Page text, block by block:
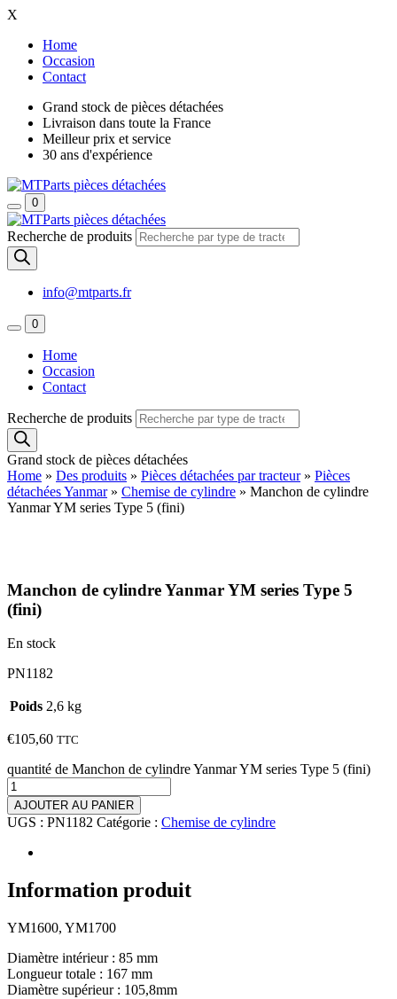
X
Home
Occasion
Contact
Grand stock de pièces détachées
Livraison dans toute la France
Meilleur prix et service
30 ans d'expérience
0
Recherche de produits
info@mtparts.fr
0
Home
Occasion
Contact
Recherche de produits
Grand stock de pièces détachées
Home » Des produits » Pièces détachées par tracteur» Pièces
détachées Yanmar» Chemise de cylindre » Manchon de cylindre
Yanmar YM series Type 5 (fini)
Manchon de cylindre Yanmar YM series Type 5
(fini)
En stock
PN1182
Poids 2,6 kg
€105,60 TTC
quantité de Manchon de cylindre Yanmar YM series Type 5 (fini)
AJOUTER AU PANIER
UGS : PN1182 Catégorie : Chemise de cylindre
Information produit
YM1600, YM1700
Diamètre intérieur : 85 mm
Longueur totale : 167 mm
Diamètre supérieur : 105,8mm